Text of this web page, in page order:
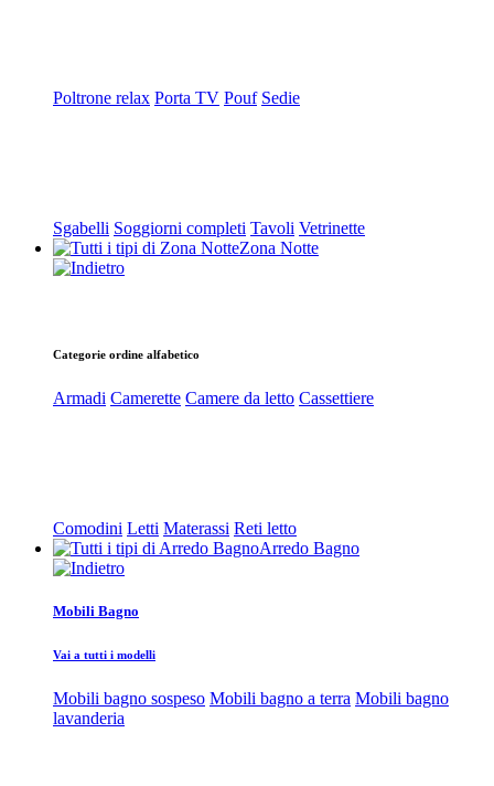
Poltrone relax Porta TV Pouf Sedie
Sgabelli Soggiorni completi Tavoli Vetrinette
Zona Notte
Categorie ordine alfabetico
Armadi Camerette Camere da letto Cassettiere
Comodini Letti Materassi Reti letto
Arredo Bagno
Mobili Bagno
Vai a tutti i modelli
Mobili bagno sospeso Mobili bagno a terra Mobili bagno
lavanderia